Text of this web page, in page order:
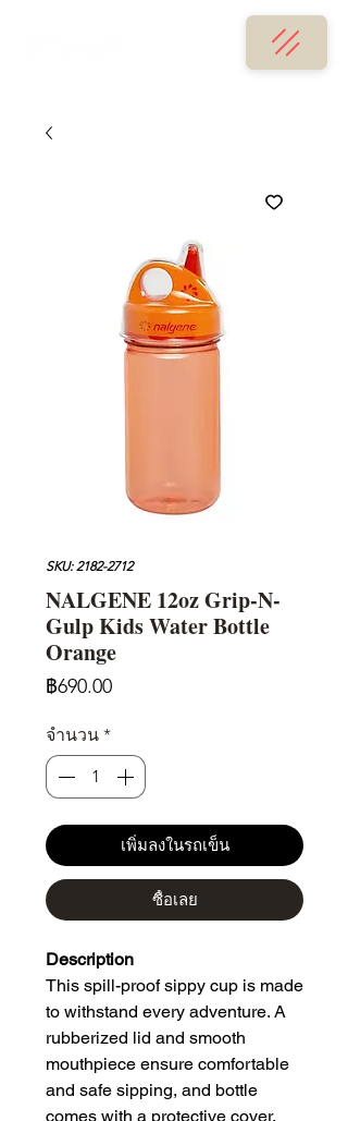
SKU: 2182-2712
NALGENE 12oz Grip-N-
Gulp Kids Water Bottle
Orange
฿690.00ราคา
จำนวน *
เพิ่มลงในรถเข็น
ซื้อเลย
Description
This spill-proof sippy cup is made
to withstand every adventure. A
rubberized lid and smooth
mouthpiece ensure comfortable
and safe sipping, and bottle
comes with a protective cover.